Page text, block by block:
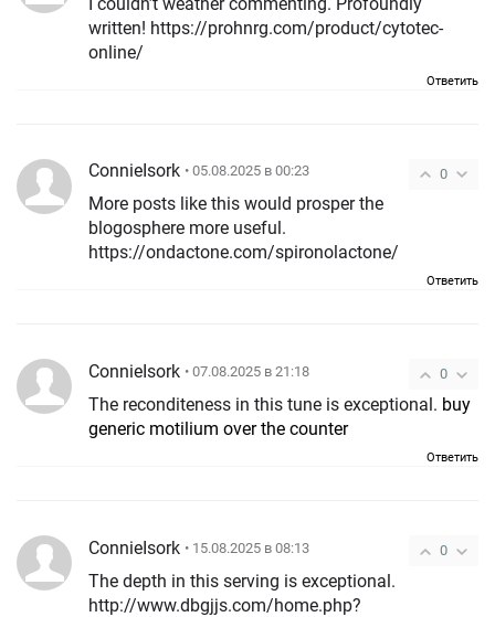
written! https://prohnrg.com/product/cytotec-
online/
Ответить
0
ConnieIsork • 05.08.2025 в 00:23
More posts like this would prosper the
blogosphere more useful.
https://ondactone.com/spironolactone/
Ответить
0
ConnieIsork • 07.08.2025 в 21:18
The reconditeness in this tune is exceptional. buy
generic motilium over the counter
Ответить
0
ConnieIsork • 15.08.2025 в 08:13
The depth in this serving is exceptional.
http://www.dbgjjs.com/home.php?